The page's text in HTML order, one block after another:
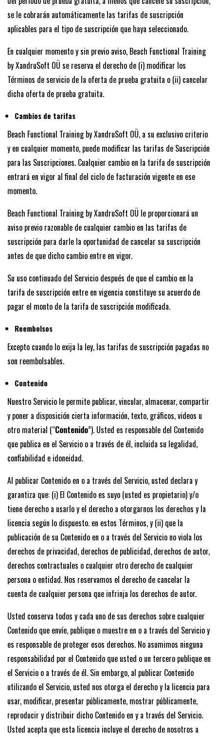
se le cobrarán automáticamente las tarifas de suscripción
aplicables para el tipo de suscripción que haya seleccionado.
En cualquier momento y sin previo aviso, Beach Functional Training
by XandruSoft OÜ se reserva el derecho de (i) modificar los
Términos de servicio de la oferta de prueba gratuita o (ii) cancelar
dicha oferta de prueba gratuita.
Cambios de tarifas
Beach Functional Training by XandruSoft OÜ, a su exclusivo criterio
y en cualquier momento, puede modificar las tarifas de Suscripción
para las Suscripciones. Cualquier cambio en la tarifa de suscripción
entrará en vigor al final del ciclo de facturación vigente en ese
momento.
Beach Functional Training by XandruSoft OÜ le proporcionará un
aviso previo razonable de cualquier cambio en las tarifas de
suscripción para darle la oportunidad de cancelar su suscripción
antes de que dicho cambio entre en vigor.
Su uso continuado del Servicio después de que el cambio en la
tarifa de suscripción entre en vigencia constituye su acuerdo de
pagar el monto de la tarifa de suscripción modificada.
Reembolsos
Excepto cuando lo exija la ley, las tarifas de suscripción pagadas no
son reembolsables.
Contenido
Nuestro Servicio le permite publicar, vincular, almacenar, compartir
y poner a disposición cierta información, texto, gráficos, videos u
otro material (“Contenido”). Usted es responsable del Contenido
que publica en el Servicio o a través de él, incluida su legalidad,
confiabilidad e idoneidad.
Al publicar Contenido en o a través del Servicio, usted declara y
garantiza que: (i) El Contenido es suyo (usted es propietario) y/o
tiene derecho a usarlo y el derecho a otorgarnos los derechos y la
licencia según lo dispuesto. en estos Términos, y (ii) que la
publicación de su Contenido en o a través del Servicio no viola los
derechos de privacidad, derechos de publicidad, derechos de autor,
derechos contractuales o cualquier otro derecho de cualquier
persona o entidad. Nos reservamos el derecho de cancelar la
cuenta de cualquier persona que infrinja los derechos de autor.
Usted conserva todos y cada uno de sus derechos sobre cualquier
Contenido que envíe, publique o muestre en o a través del Servicio y
es responsable de proteger esos derechos. No asumimos ninguna
responsabilidad por el Contenido que usted o un tercero publique en
el Servicio o a través de él. Sin embargo, al publicar Contenido
utilizando el Servicio, usted nos otorga el derecho y la licencia para
usar, modificar, presentar públicamente, mostrar públicamente,
reproducir y distribuir dicho Contenido en y a través del Servicio.
Usted acepta que esta licencia incluye el derecho de nosotros a